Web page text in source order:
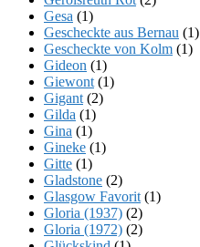
Gesa (1)
Gescheckte aus Bernau (1)
Gescheckte von Kolm (1)
Gideon (1)
Giewont (1)
Gigant (2)
Gilda (1)
Gina (1)
Gineke (1)
Gitte (1)
Gladstone (2)
Glasgow Favorit (1)
Gloria (1937) (2)
Gloria (1972) (2)